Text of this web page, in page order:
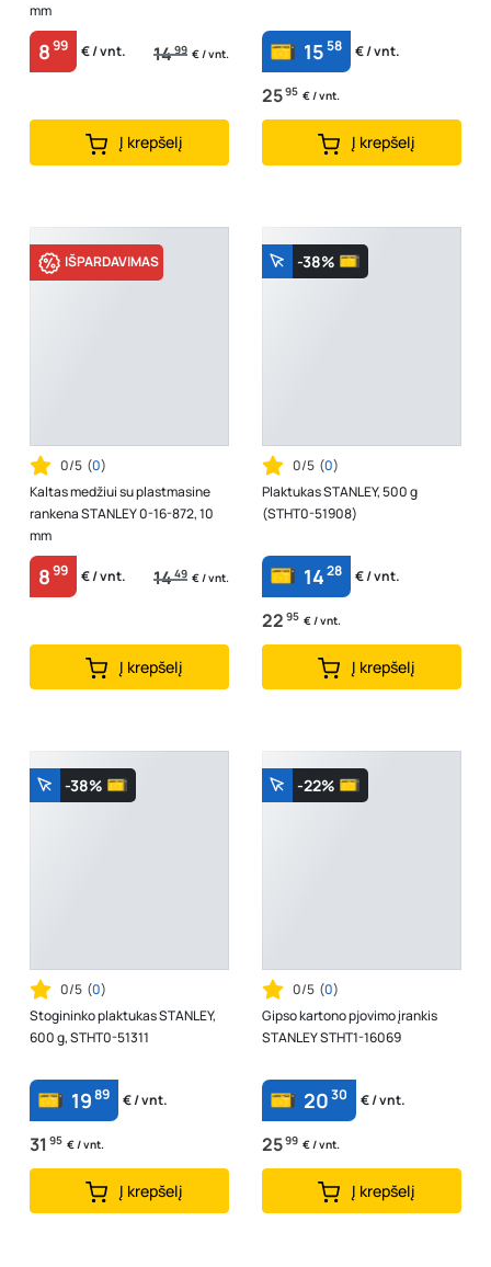
mm
899 € / vnt. 1499 € / vnt.
Į krepšelį
1558 € / vnt.
2595 € / vnt.
Į krepšelį
IŠPARDAVIMAS
0/5 (0)
Kaltas medžiui su plastmasine
rankena STANLEY 0-16-872, 10
mm
899 € / vnt. 1449 € / vnt.
Į krepšelį
-38%
0/5 (0)
Plaktukas STANLEY, 500 g
(STHT0-51908)
1428 € / vnt.
22 95 € / vnt.
Į krepšelį
-38%
0/5 (0)
Stogininko plaktukas STANLEY,
600 g, STHT0-51311
1989 € / vnt.
31 95 € / vnt.
Į krepšelį
-22%
0/5 (0)
Gipso kartono pjovimo įrankis
STANLEY STHT1-16069
2030 € / vnt.
2599 € / vnt.
Į krepšelį